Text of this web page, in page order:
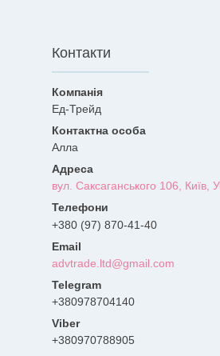
Контакти
Ед-Трейд
Алла
вул. Саксаганського 106, Київ,
+380 (97) 870-41-40
advtrade.ltd@gmail.com
+380978704140
+380970788905